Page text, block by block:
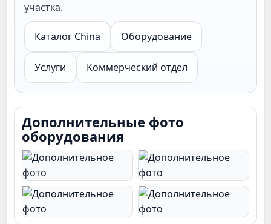
участка.
Каталог China Оборудование
Услуги Коммерческий отдел
Дополнительные фото
оборудования